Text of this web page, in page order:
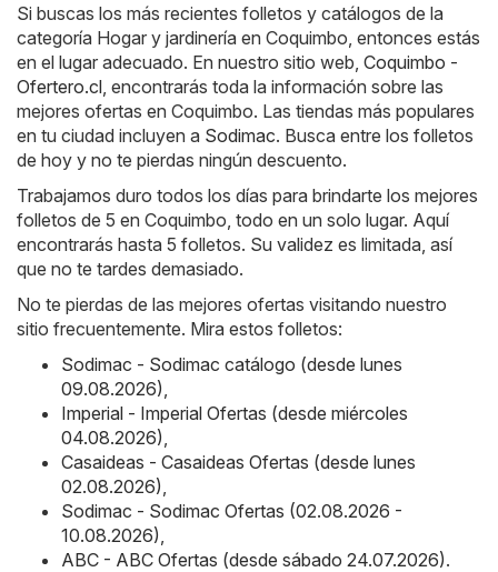
Si buscas los más recientes folletos y catálogos de la
categoría Hogar y jardinería en Coquimbo, entonces estás
en el lugar adecuado. En nuestro sitio web, Coquimbo -
Ofertero.cl , encontrarás toda la información sobre las
mejores ofertas en Coquimbo. Las tiendas más populares
en tu ciudad incluyen a Sodimac. Busca entre los folletos
de hoy y no te pierdas ningún descuento.
Trabajamos duro todos los días para brindarte los mejores
folletos de 5 en Coquimbo, todo en un solo lugar. Aquí
encontrarás hasta 5 folletos. Su validez es limitada, así
que no te tardes demasiado.
No te pierdas de las mejores ofertas visitando nuestro
sitio frecuentemente. Mira estos folletos:
Sodimac - Sodimac catálogo (desde lunes
09.08.2026)
Imperial - Imperial Ofertas (desde miércoles
04.08.2026)
Casaideas - Casaideas Ofertas (desde lunes
02.08.2026)
Sodimac - Sodimac Ofertas (02.08.2026 -
10.08.2026)
ABC - ABC Ofertas (desde sábado 24.07.2026).